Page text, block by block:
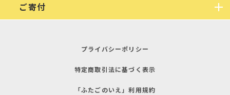
ご寄付
プライバシーポリシー
特定商取引法に基づく表示
「ふたごのいえ」利用規約